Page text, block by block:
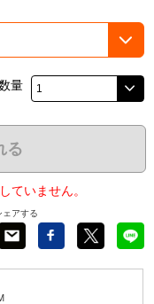
量
る
ていません。
ェアする